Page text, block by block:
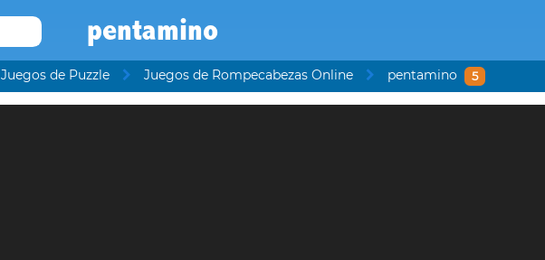
pentamino
Juegos de Puzzle Juegos de Rompecabezas Online pentamino 5